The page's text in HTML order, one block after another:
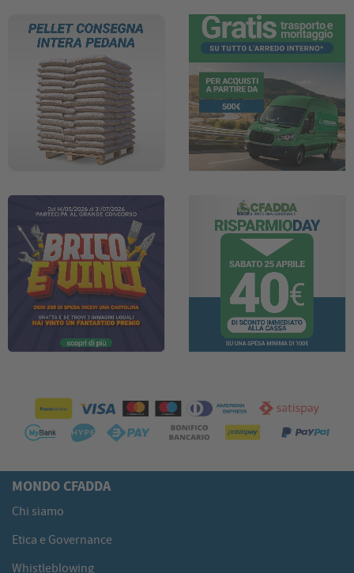
MONDO CFADDA
Chi siamo
Etica e Governance
Whistleblowing